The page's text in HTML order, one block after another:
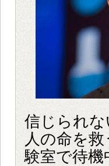
信じられ
人の命を救
験室で待機